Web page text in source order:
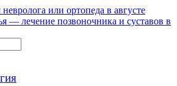
или ортопеда в августе